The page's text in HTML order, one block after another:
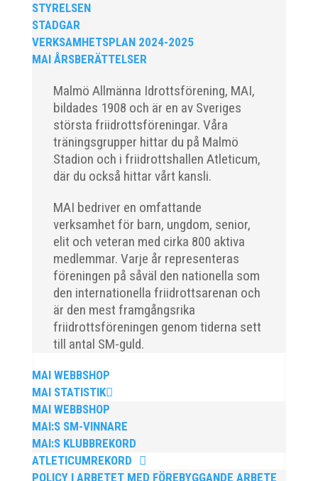
STYRELSEN
STADGAR
VERKSAMHETSPLAN 2024-2025
MAI ÅRSBERÄTTELSER
Malmö Allmänna Idrottsförening, MAI,
bildades 1908 och är en av Sveriges
största friidrottsföreningar. Våra
träningsgrupper hittar du på Malmö
Stadion och i friidrottshallen Atleticum,
där du också hittar vårt kansli.
MAI bedriver en omfattande
verksamhet för barn, ungdom, senior,
elit och veteran med cirka 800 aktiva
medlemmar. Varje år representeras
föreningen på såväl den nationella som
den internationella friidrottsarenan och
är den mest framgångsrika
friidrottsföreningen genom tiderna sett
till antal SM-guld.
MAI WEBBSHOP
MAI STATISTIK
MAI WEBBSHOP
MAI:S SM-VINNARE
MAI:S KLUBBREKORD
ATLETICUMREKORD
POLICY I ARBETET MED FÖREBYGGANDE ARBETE
Som traditionen bjuder så var vi ett helt gäng löpare
från MAI RUNNERS som sprang det mysiga
Sylvesterloppet på självaste nyårsafton. Formen är
enkel, ett eller två varv runt Pildammsparken (2,7 km
främsta i varje...
Vill du vara med och skapa glädje, gemenskap och
utveckling i en av Sveriges största
friidrottsföreningar? Malmö Allmänna Idrottsförening
– MAI – söker en engagerad, strategisk,
relationsbyggande och affärsinriktad...
För mig har Lasse betytt oerhört mycket på flera
plan. På 80- och 90-talet, då jag själv var aktiv, var
han för mig en handlingskraftig ledare som alltid var